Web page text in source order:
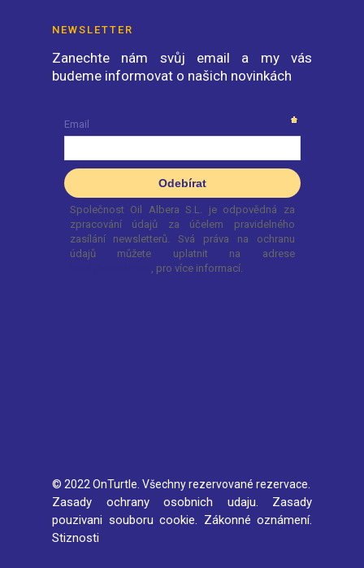
NEWSLETTER
Zanechte nám svůj email a my vás
budeme informovat o našich novinkách
© 2022 OnTurtle. Všechny rezervované rezervace.
Zasady ochrany osobnich udaju. Zasady
pouzivani souboru cookie. Zákonné oznámení.
Stiznosti